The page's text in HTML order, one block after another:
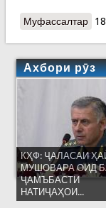
Муфассалтаро
Ахбори рӯз
КҲФ: ҶАЛАСАИ
МУШОВАРА ОИД
ҶАМЪБАСТИ
НАТИҶАҲОИ...